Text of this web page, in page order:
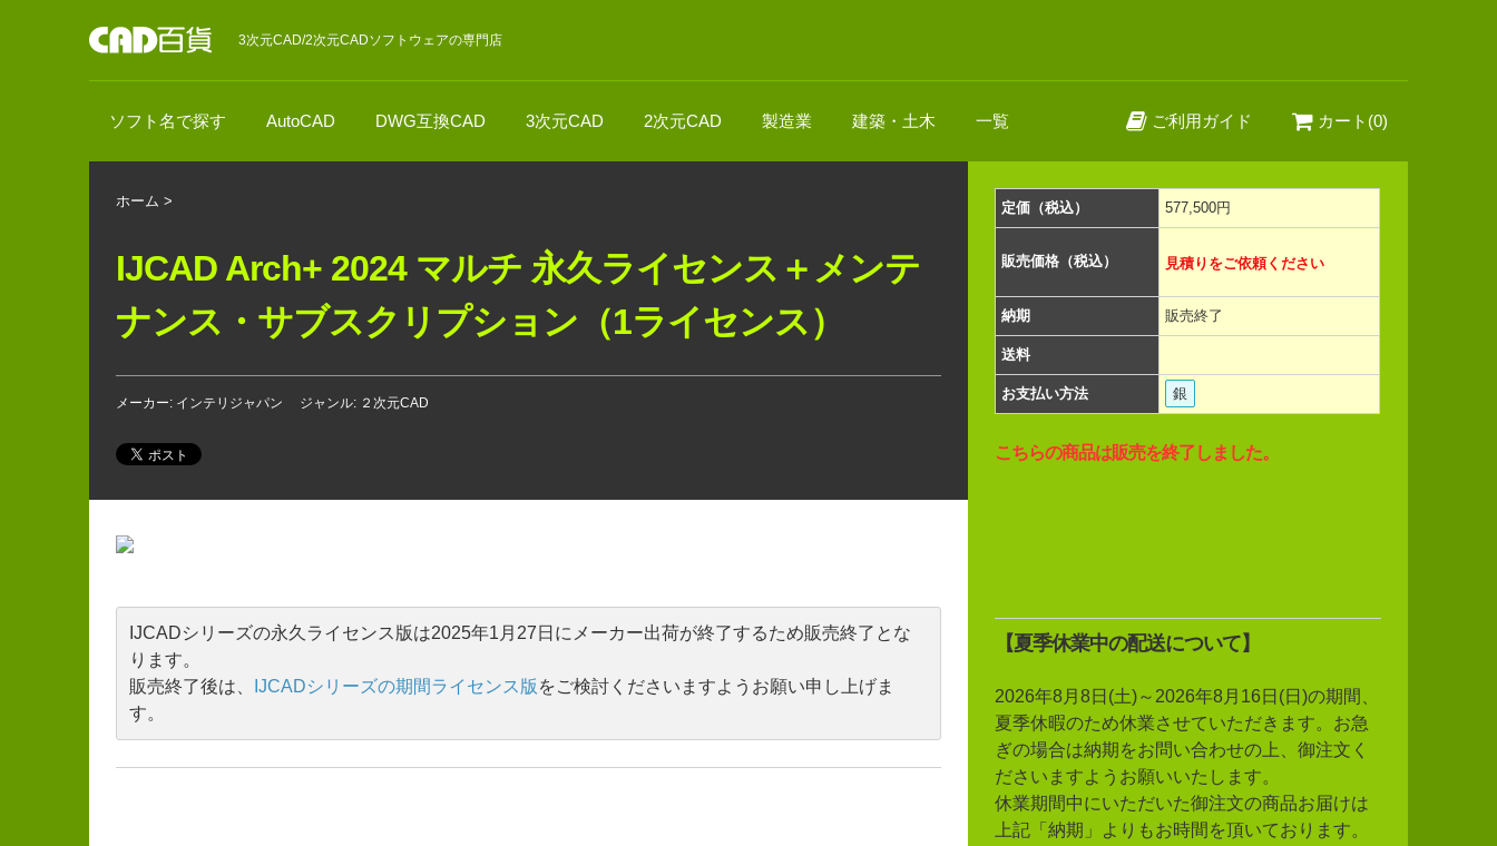
3次元CAD/2次元CADソフトウェアの専門店
ソフト名で探す AutoCAD DWG互換CAD 3次元CAD 2次元CAD 製造業 建築・土木 一覧 ご利用ガイド カート(0)
ホーム >
IJCAD Arch+ 2024 マルチ 永久ライセンス＋メンテ
ナンス・サブスクリプション（1ライセンス）
メーカー: インテリジャパン ジャンル: ２次元CAD
定価（税込） 577,500円
販売価格（税込） 見積りをご依頼ください
納期 販売終了
送料
お支払い方法 銀
こちらの商品は販売を終了しました。
IJCADシリーズの永久ライセンス版は2025年1月27日にメーカー出荷が終了するため販売終了とな
ります。
販売終了後は、
IJCADシリーズの期間ライセンス版 をご検討くださいますようお願い申し上げま
す。
【夏季休業中の配送について】
2026年8月8日(土)～2026年8月16日(日)の期間、
夏季休暇のため休業させていただきます。お急
ぎの場合は納期をお問い合わせの上、御注文く
ださいますようお願いいたします。
休業期間中にいただいた御注文の商品お届けは
上記「納期」よりもお時間を頂いております。